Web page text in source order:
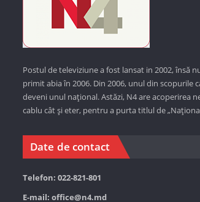
Postul de televiziune a fost lansat in 2002, însă
primit abia în 2006. Din 2006, unul din scopurile
deveni unul național. Astăzi, N4 are acoperirea
cablu cât și eter, pentru a purta titlul de
Date de contact
Telefon: 022-821-801
E-mail: office@n4.md